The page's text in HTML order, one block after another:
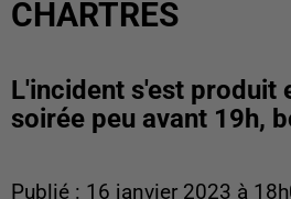
CHARTRES
L'incident s'est produit
soirée peu avant 19h,
Publié : 16 janvier 2023 à